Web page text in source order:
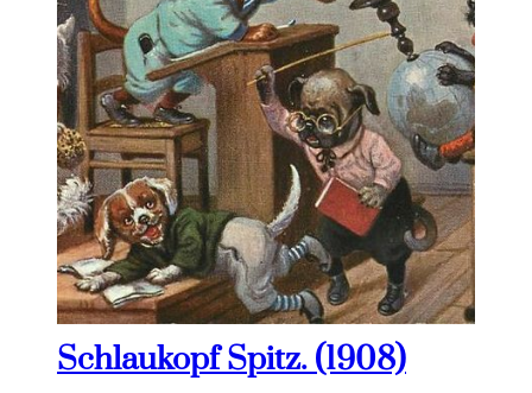
Schlaukopf Spitz. (1908)